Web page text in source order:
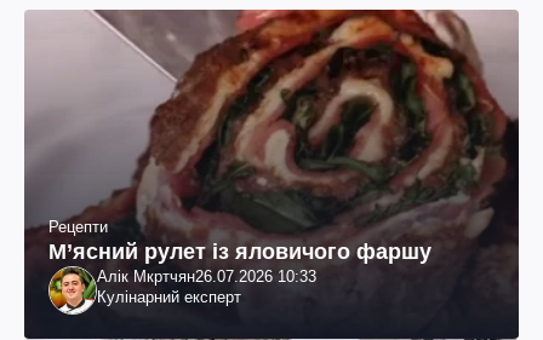
Рецепти
М’ясний рулет із яловичого фаршу
Алік Мкртчян26.07.2026 10:33
Кулінарний експерт